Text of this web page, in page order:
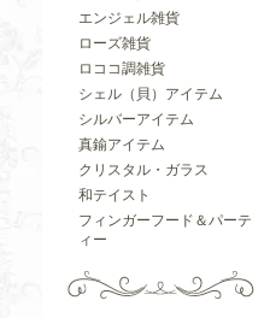
エンジェル雑貨
ローズ雑貨
ロココ調雑貨
シェル（貝）アイテム
シルバーアイテム
真鍮アイテム
クリスタル・ガラス
和テイスト
フィンガーフード＆パーテ
ィー